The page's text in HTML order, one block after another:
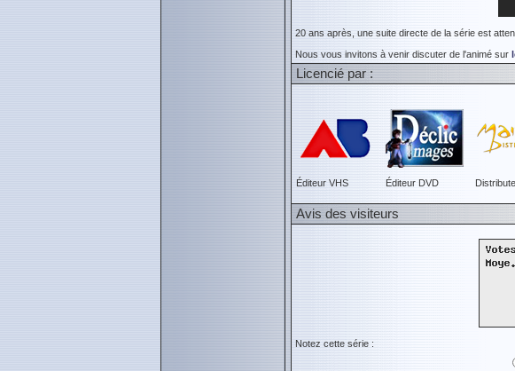
20 ans après, une suite directe de la série est
Nous vous invitons à venir discuter de l'animé sur
Licencié par :
Éditeur VHS Éditeur DVD
Avis des visiteurs
Notez cette série :